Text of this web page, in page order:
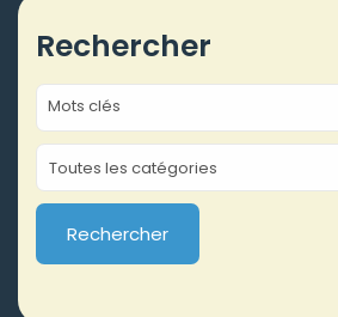
Rechercher
Mots clés